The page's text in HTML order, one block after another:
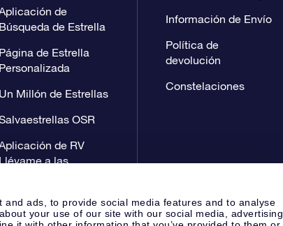
ads, to provide social media features and to analyse
your use of our site with our social media, advertising
de
Búsqueda de Estrella
Página de Estrella
Personalizada
Un Millón de Estrellas
OSR
de RV
Llévame a las
Información de Envío
Política de
devolución
Constelaciones